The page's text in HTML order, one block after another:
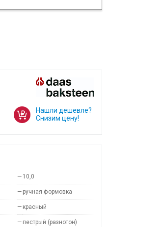
Нашли дешевле?
Снизим цену!
— 10,0
— ручная формовка
— красный
— пестрый (разнотон)